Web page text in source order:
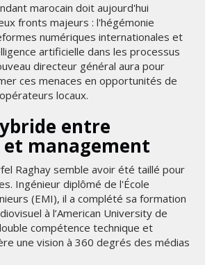
marocain doit aujourd'hui
fronts majeurs : l'hégémonie
numériques internationales et
artificielle dans les processus
directeur général aura pour
ces menaces en opportunités de
locaux.
entre
management
Raghay semble avoir été taillé pour
Ingénieur diplômé de l'École
(EMI), il a complété sa formation
à l’American University de
compétence technique et
une vision à 360 degrés des médias